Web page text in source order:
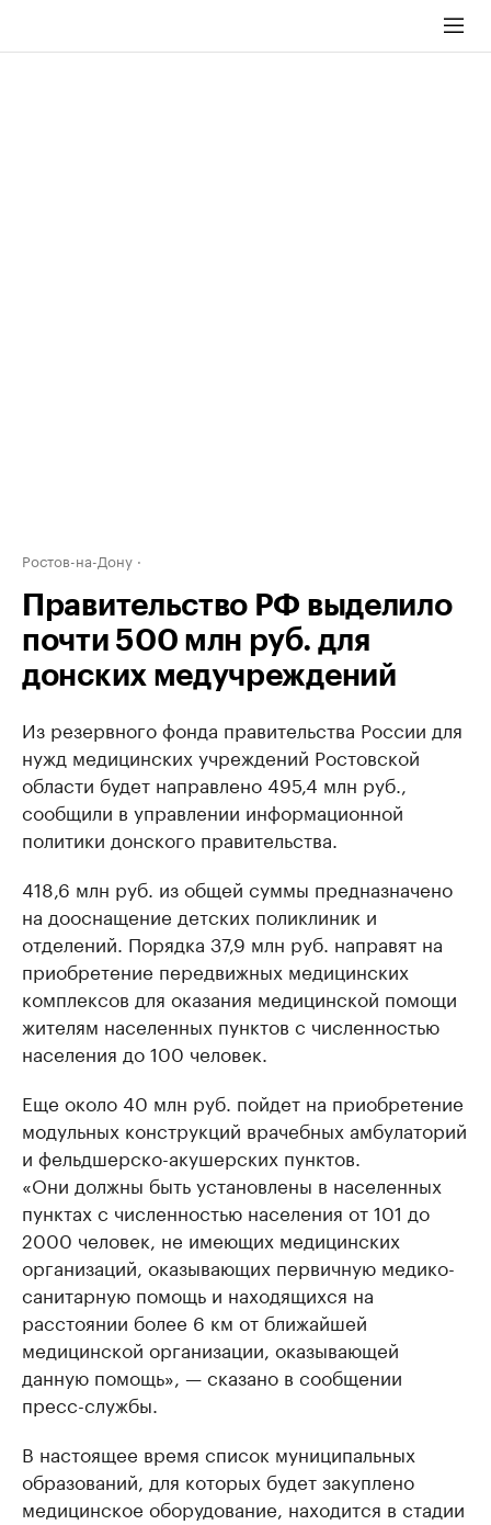
Ростов-на-Дону
Правительство РФ выделило
почти 500 млн руб. для
донских медучреждений
Из резервного фонда правительства России для
нужд медицинских учреждений Ростовской
области будет направлено 495,4 млн руб.,
сообщили в управлении информационной
политики донского правительства.
418,6 млн руб. из общей суммы предназначено
на дооснащение детских поликлиник и
отделений. Порядка 37,9 млн руб. направят на
приобретение передвижных медицинских
комплексов для оказания медицинской помощи
жителям населенных пунктов с численностью
населения до 100 человек.
Еще около 40 млн руб. пойдет на приобретение
модульных конструкций врачебных амбулаторий
и фельдшерско-акушерских пунктов.
«Они должны быть установлены в населенных
пунктах с численностью населения от 101 до
2000 человек, не имеющих медицинских
организаций, оказывающих первичную медико-
санитарную помощь и находящихся на
расстоянии более 6 км от ближайшей
медицинской организации, оказывающей
данную помощь», — сказано в сообщении
пресс-службы.
В настоящее время список муниципальных
образований, для которых будет закуплено
медицинское оборудование, находится в стадии